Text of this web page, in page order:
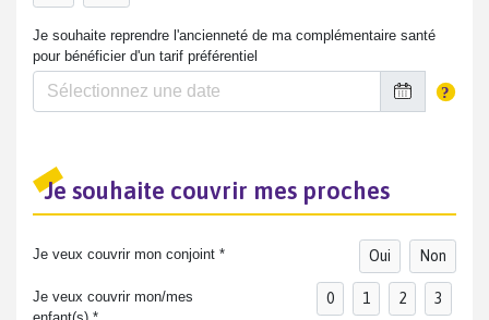
Je souhaite reprendre l'ancienneté de ma complémentaire santé
pour bénéficier d'un tarif préférentiel
Je souhaite couvrir mes proches
Je veux couvrir mon conjoint * Oui Non
Je veux couvrir mon/mes
0 1 2 3